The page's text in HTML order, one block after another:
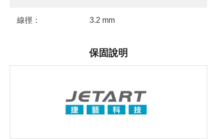
線徑： 3.2 mm
保固說明